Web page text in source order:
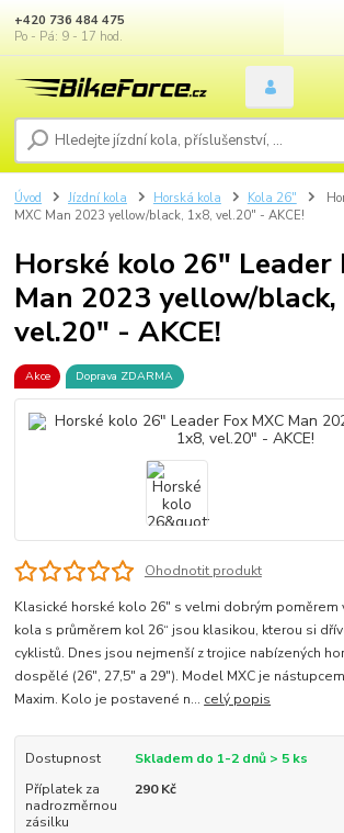
+420 736 484 475
Po - Pá: 9 - 17 hod.
Úvod Jízdní kola Horská kola Kola 26"
MXC Man 2023 yellow/black, 1x8, vel.20" - AKCE!
Horské kolo 26" Leader
Man 2023 yellow/black,
vel.20" - AKCE!
Akce Doprava ZDARMA
Ohodnotit produkt
Klasické horské kolo 26" s velmi dobrým poměrem
kola s průměrem kol 26“ jsou klasikou, kterou si
cyklistů. Dnes jsou nejmenší z trojice nabízených
dospělé (26", 27,5" a 29"). Model MXC je
Maxim. Kolo je postavené n... celý popis
Dostupnost
Skladem do 1-2 dnů > 5 ks
Příplatek za
nadrozměrnou
zásilku
290 Kč